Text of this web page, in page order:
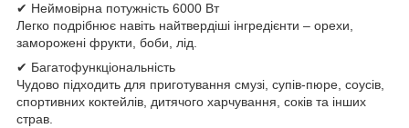
✔ Неймовірна потужність 6000 Вт
Легко подрібнює навіть найтвердіші інгредієнти – орехи,
заморожені фрукти, боби, лід.
✔ Багатофункціональність
Чудово підходить для приготування смузі, супів-пюре, соусів,
спортивних коктейлів, дитячого харчування, соків та інших
страв.